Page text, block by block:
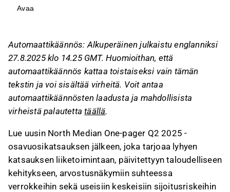
myötä, jotka ylittivät odotukset ja osoittivat
automaatiosuunnitelman ansiosta, ja
BoligPortal jatkoi vahvaa kasvua, vaikka Bekey
ja Dayli vaikuttivat tulokseen negatiivisesti.
Yhtiö hyötyy vahvasta taseesta ja vankasta
kassavirrasta, vaikka arvopaperisalkun tuotto
on epävakaa ja painottuu voimakkaasti
Tämä sisältö on tekoälyn tuottamaa. Anna siihen
liittyvää palautetta Inderesinfoorumilla.
Avaa
Automaattikäännös: Alkuperäinen julkaistu englanniksi
27.8.2025 klo 14.25 GMT. Huomioithan, että
automaattikäännös kattaa toistaiseksi vain tämän
tekstin ja voi sisältää virheitä. Voit antaa
automaattikäännösten laadusta ja mahdollisista
virheistä palautettatäällä.
Lue uusin North Median One-pager Q2 2025 -
osavuosikatsauksen jälkeen, joka tarjoaa lyhyen
katsauksen liiketoimintaan, päivitettyyn taloudelliseen
kehitykseen, arvostusnäkymiin suhteessa
verrokkeihin sekä useisiin keskeisiin sijoitusriskeihin